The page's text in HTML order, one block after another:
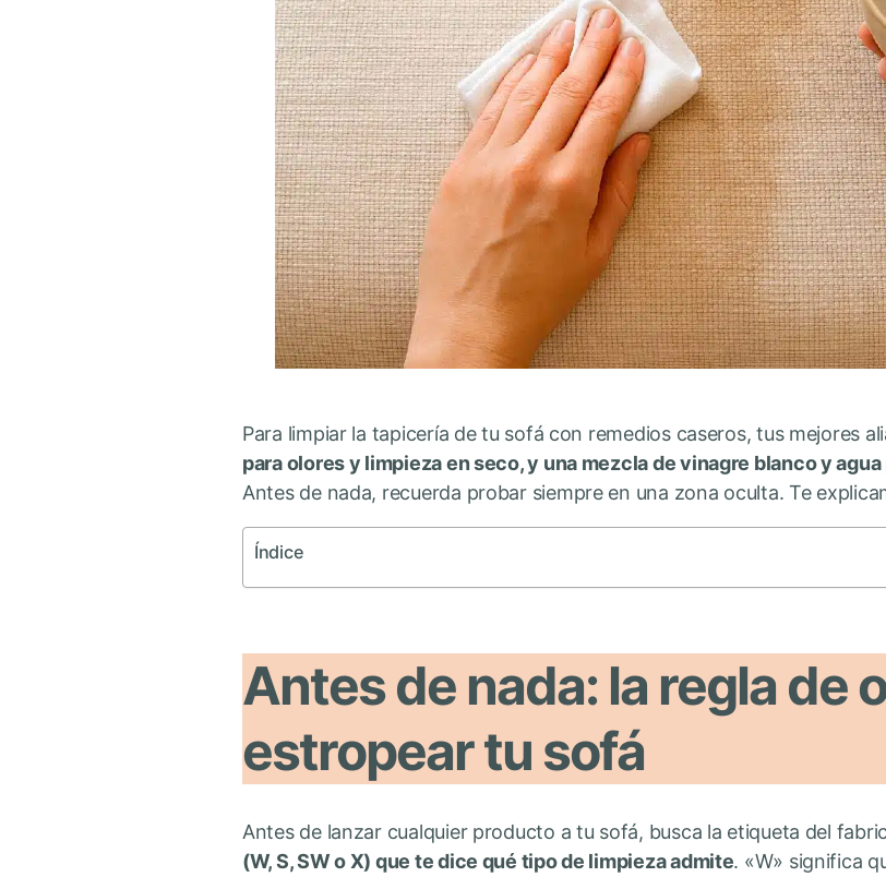
Para limpiar la tapicería de tu sofá con remedios caseros, tus mejores
para olores y limpieza en seco, y una mezcla de vinagre blanco y
Antes de nada, recuerda probar siempre en una zona oculta. Te
Índice
Antes de nada: la regla de
estropear tu sofá
Antes de lanzar cualquier producto a tu sofá, busca la etiqueta del
(W, S, SW o X) que te dice qué tipo de limpieza admite. «W» significa